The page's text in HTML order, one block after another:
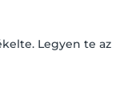
Legyen te az